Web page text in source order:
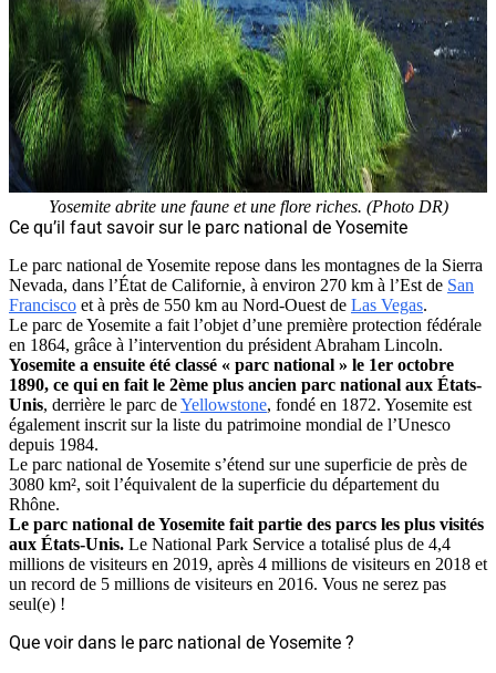
Yosemite abrite une faune et une flore riches. (Photo DR)
Ce qu’il faut savoir sur le parc national de Yosemite
Le parc national de Yosemite repose dans les montagnes de la Sierra
Nevada, dans l’État de Californie, à environ 270 km à l’Est de San
Francisco et à près de 550 km au Nord-Ouest de Las Vegas.
Le parc de Yosemite a fait l’objet d’une première protection fédérale
en 1864, grâce à l’intervention du président Abraham Lincoln.
Yosemite a ensuite été classé « parc national » le 1er octobre
1890, ce qui en fait le 2ème plus ancien parc national aux États-
Unis, derrière le parc deYellowstone, fondé en 1872. Yosemite est
également inscrit sur la liste du patrimoine mondial de l’Unesco
depuis 1984.
Le parc national de Yosemite s’étend sur une superficie de près de
3080 km², soit l’équivalent de la superficie du département du
Rhône.
Le parc national de Yosemite fait partie des parcs les plus visités
aux États-Unis. Le National Park Service a totalisé plus de 4,4
millions de visiteurs en 2019, après 4 millions de visiteurs en 2018 et
un record de 5 millions de visiteurs en 2016. Vous ne serez pas
seul(e) !
Que voir dans le parc national de Yosemite ?